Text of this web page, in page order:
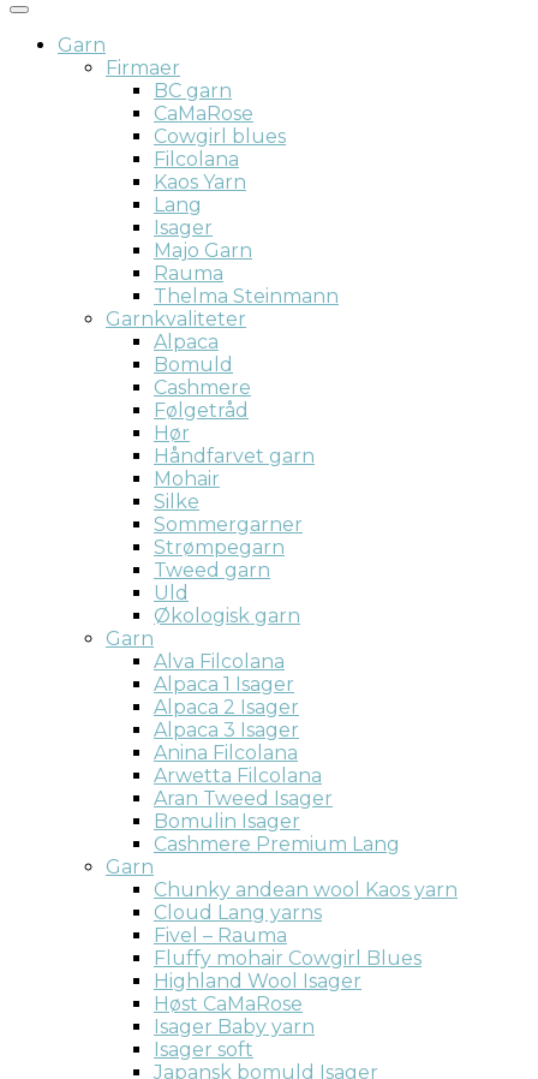
Garn
Firmaer
BC garn
CaMaRose
Cowgirl blues
Filcolana
Kaos Yarn
Lang
Isager
Majo Garn
Rauma
Thelma Steinmann
Garnkvaliteter
Alpaca
Bomuld
Cashmere
Følgetråd
Hør
Håndfarvet garn
Mohair
Silke
Sommergarner
Strømpegarn
Tweed garn
Uld
Økologisk garn
Garn
Alva Filcolana
Alpaca 1 Isager
Alpaca 2 Isager
Alpaca 3 Isager
Anina Filcolana
Arwetta Filcolana
Aran Tweed Isager
Bomulin Isager
Cashmere Premium Lang
Garn
Chunky andean wool Kaos yarn
Cloud Lang yarns
Fivel – Rauma
Fluffy mohair Cowgirl Blues
Highland Wool Isager
Høst CaMaRose
Isager Baby yarn
Isager soft
Japansk bomuld Isager